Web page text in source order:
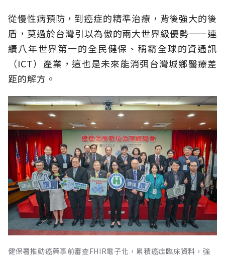
從慢性病預防，到癌症的精準治療，背後強大的後
盾，莫過於台灣引以為傲的兩大世界級優勢——連
續八年世界第一的全民健保、稱霸全球的資通訊
（ICT）產業，這也是未來能消弭台灣城鄉醫療差
距的解方。
健保署推動癌藥事前審查FHIR電子化，累積癌症臨床資料，強